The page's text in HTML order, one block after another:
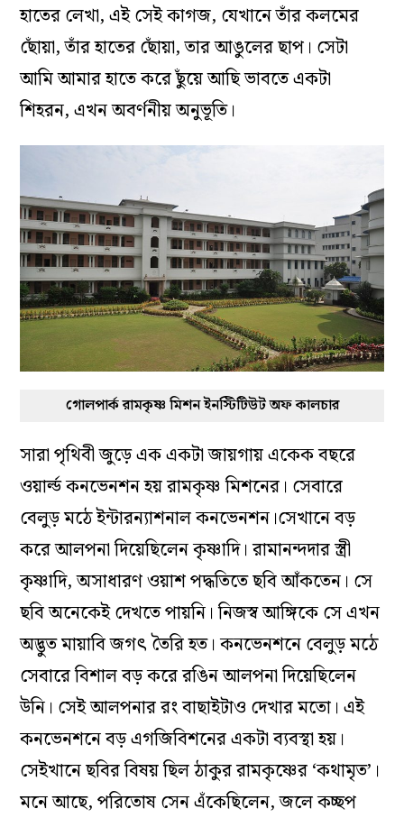
হাতের লেখা, এই সেই কাগজ, যেখানে তাঁর কলমের
ছোঁয়া, তাঁর হাতের ছোঁয়া, তার আঙুলের ছাপ। সেটা
আমি আমার হাতে করে ছুঁয়ে আছি ভাবতে একটা
শিহরন, এখন অবর্ণনীয় অনুভূতি।
গোলপার্ক রামকৃষ্ণ মিশন ইনস্টিটিউট অফ কালচার
সারা পৃথিবী জুড়ে এক একটা জায়গায় একেক বছরে
ওয়ার্ল্ড কনভেনশন হয় রামকৃষ্ণ মিশনের। সেবারে
বেলুড় মঠে ইন্টারন্যাশনাল কনভেনশন।সেখানে বড়
করে আলপনা দিয়েছিলেন কৃষ্ণাদি। রামানন্দদার স্ত্রী
কৃষ্ণাদি, অসাধারণ ওয়াশ পদ্ধতিতে ছবি আঁকতেন। সে
ছবি অনেকেই দেখতে পায়নি। নিজস্ব আঙ্গিকে সে এখন
অদ্ভুত মায়াবি জগৎ তৈরি হত। কনভেনশনে বেলুড় মঠে
সেবারে বিশাল বড় করে রঙিন আলপনা দিয়েছিলেন
উনি। সেই আলপনার রং বাছাইটাও দেখার মতো। এই
কনভেনশনে বড় এগজিবিশনের একটা ব্যবস্থা হয়।
সেইখানে ছবির বিষয় ছিল ঠাকুর রামকৃষ্ণের ‘কথামৃত’।
মনে আছে, পরিতোষ সেন এঁকেছিলেন, জলে কচ্ছপ